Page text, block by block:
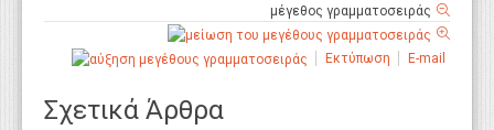
μέγεθος γραμματοσειράς
Εκτύπωση E-mail
Σχετικά Άρθρα